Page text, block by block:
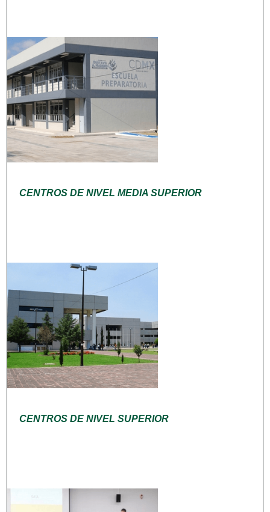
CENTROS DE NIVEL MEDIA SUPERIOR
CENTROS DE NIVEL SUPERIOR